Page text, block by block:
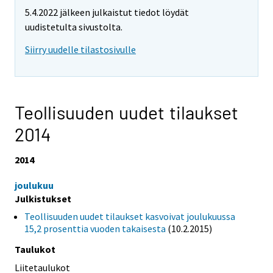
5.4.2022 jälkeen julkaistut tiedot löydät
uudistetulta sivustolta.
Siirry uudelle tilastosivulle
Teollisuuden uudet tilaukset
2014
2014
joulukuu
Julkistukset
Teollisuuden uudet tilaukset kasvoivat joulukuussa
15,2 prosenttia vuoden takaisesta (10.2.2015)
Taulukot
Liitetaulukot